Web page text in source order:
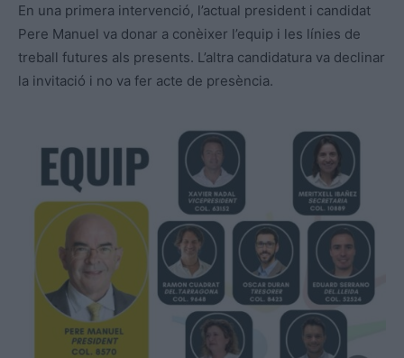
En una primera intervenció, l’actual president i candidat
Pere Manuel va donar a conèixer l’equip i les línies de
treball futures als presents. L’altra candidatura va declinar
la invitació i no va fer acte de presència.